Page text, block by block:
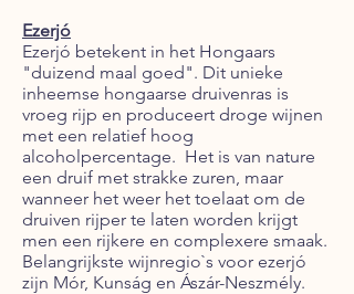
Ezerjó
Ezerjó betekent in het Hongaars
"duizend maal goed". Dit unieke
inheemse hongaarse druivenras is
vroeg rijp en produceert droge wijnen
met een relatief hoog
alcoholpercentage. Het is van nature
een druif met strakke zuren, maar
wanneer het weer het toelaat om de
druiven rijper te laten worden krijgt
men een rijkere en complexere smaak.
Belangrijkste wijnregio`s voor ezerjó
zijn Mór, Kunság en Ászár-Neszmély.